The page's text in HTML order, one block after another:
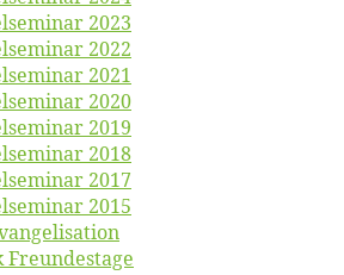
2023
2022
2021
2020
2019
2018
2017
2015
Freundestage